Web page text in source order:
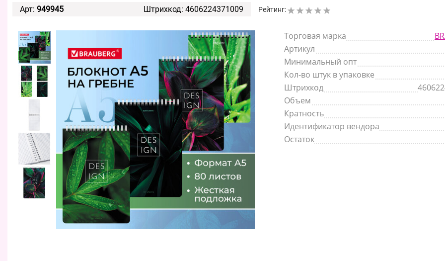
Арт: 949945 Штрихкод: 4606224371009 Рейтинг:
Торговая марка
Артикул
Минимальный опт
Кол-во штук в упаковке
Штрихкод
Объем
Кратность
Идентификатор вендора
Остаток